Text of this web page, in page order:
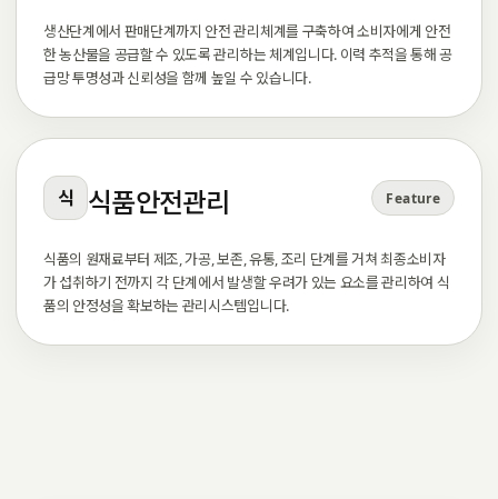
생산단계에서 판매단계까지 안전 관리체계를 구축하여 소비자에게 안전
한 농산물을 공급할 수 있도록 관리하는 체계입니다. 이력 추적을 통해 공
급망 투명성과 신뢰성을 함께 높일 수 있습니다.
식 식품안전관리 Feature
식품의 원재료부터 제조, 가공, 보존, 유통, 조리 단계를 거쳐 최종소비자
가 섭취하기 전까지 각 단계에서 발생할 우려가 있는 요소를 관리하여 식
품의 안정성을 확보하는 관리시스템입니다.